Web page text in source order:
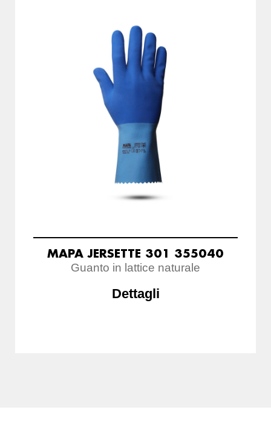
MAPA JERSETTE 301 355040
Guanto in lattice naturale
Dettagli